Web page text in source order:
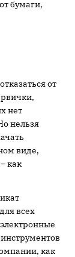
бумаги,
от
нет
нельзя
виде,
как
всех
как